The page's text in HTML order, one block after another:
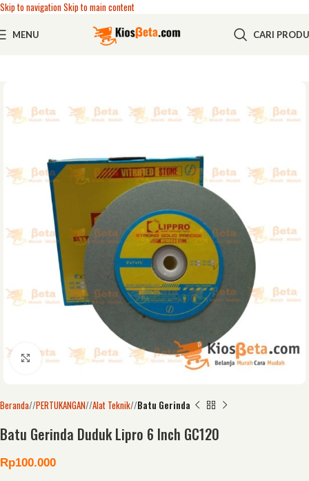
Skip to navigationSkip to main content
MENU CARI
Click to enlarge
Beranda/ PERTUKANGAN/ Alat Teknik/ Batu Gerinda
Batu Gerinda Duduk Lipro 6 Inch GC120
Rp100.000